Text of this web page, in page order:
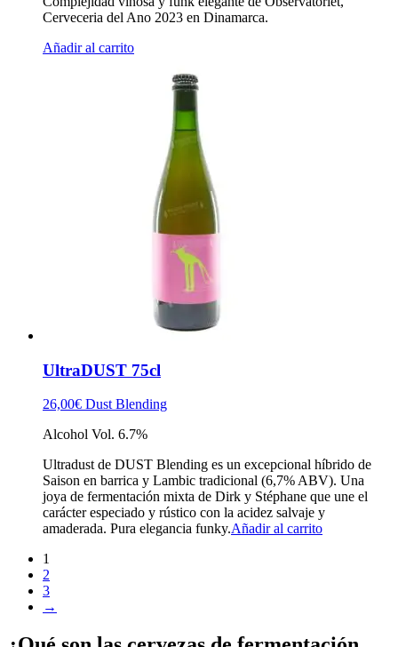
Cerveceria del Ano 2023 en Dinamarca.
Añadir al carrito
UltraDUST 75cl
26,00€ Dust Blending
Alcohol Vol. 6.7%
Ultradust de DUST Blending es un excepcional híbrido de
Saison en barrica y Lambic tradicional (6,7% ABV). Una
joya de fermentación mixta de Dirk y Stéphane que une el
carácter especiado y rústico con la acidez salvaje y
amaderada. Pura elegancia funky.Añadir al carrito
1
2
3
→